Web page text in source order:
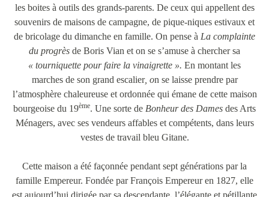
les boites à outils des grands-parents. De ceux qui appellent des
souvenirs de maisons de campagne, de pique-niques estivaux et
de bricolage du dimanche en famille. On pense à La complainte
du progrès de Boris Vian et on se s’amuse à chercher sa
« tourniquette pour faire la vinaigrette ». En montant les
marches de son grand escalier, on se laisse prendre par
l’atmosphère chaleureuse et ordonnée qui émane de cette maison
bourgeoise du 19ème. Une sorte de Bonheur des Dames des Arts
Ménagers, avec ses vendeurs affables et compétents, dans leurs
vestes de travail bleu Gitane.
Cette maison a été façonnée pendant sept générations par la
famille Empereur. Fondée par François Empereur en 1827, elle
est aujourd’hui dirigée par sa descendante, l’élégante et pétillante